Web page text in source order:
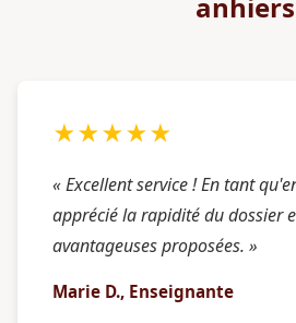
★★★★★
« Excellent service ! En tant
apprécié la rapidité du dossier
avantageuses proposées. »
Marie D., Enseignante